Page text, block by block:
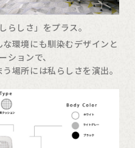
らしさ」をプラス。
環境にも馴染むデザインと
ションで、
場所には私らしさを演出。